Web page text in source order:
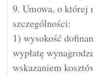
9. Umowa, o której
szczególności:
1) wysokość
wypłatę
wskazaniem